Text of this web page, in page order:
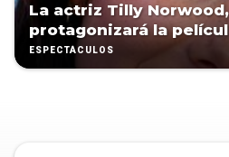
La actriz Tilly
protagonizará la
ESPECTÁCULOS